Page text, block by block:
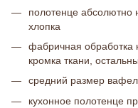
полотенце абсолютно
хлопка
фабричная обработка
кромка ткани,
средний размер
кухонное полотенце